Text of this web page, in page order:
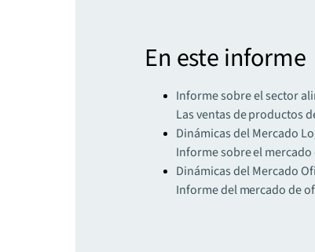
En este informe
Informe sobre el sector
Las ventas de productos
Dinámicas del Mercado
Informe sobre el mercado
Dinámicas del Mercado
Informe del mercado de